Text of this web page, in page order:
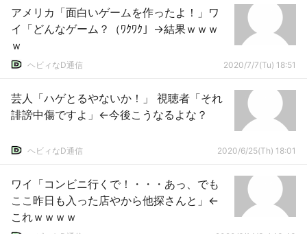
アメリカ「面白いゲームを作ったよ！」ワ
イ「どんなゲーム？（ﾜｸﾜｸ」→結果ｗｗｗ
ｗ
ヘビィなD通信 2020/7/7(Tu) 18:51
芸人「ハゲとるやないか！」 視聴者「それ
誹謗中傷ですよ」←今後こうなるよな？
ヘビィなD通信 2020/6/25(Th) 18:01
ワイ「コンビニ行くで！・・・あっ、でも
ここ昨日も入った店やから他探さんと」←
これｗｗｗｗ